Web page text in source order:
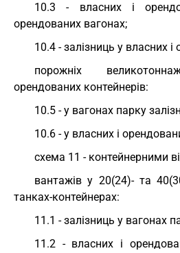
10.3 - власних і
орендованих вагонах;
10.4 - залізниць у власних
порожніх
орендованих контейнерів:
10.5 - у вагонах парку
10.6 - у власних і
схема 11 - контейнерними
вантажів у 20(24)- та
танках-контейнерах:
11.1 - залізниць у вагонах
11.2 - власних і